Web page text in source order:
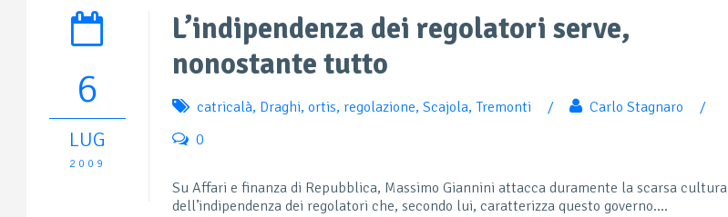
6
LUG
2009
L’indipendenza dei regolatori serve,
nonostante tutto
catricalà, Draghi, ortis, regolazione, Scajola, Tremonti / Carlo Stagnaro
/
0
Su Affari e finanza di Repubblica, Massimo Giannini attacca duramente la scarsa cultura
dell’indipendenza dei regolatori che, secondo lui, caratterizza questo governo....